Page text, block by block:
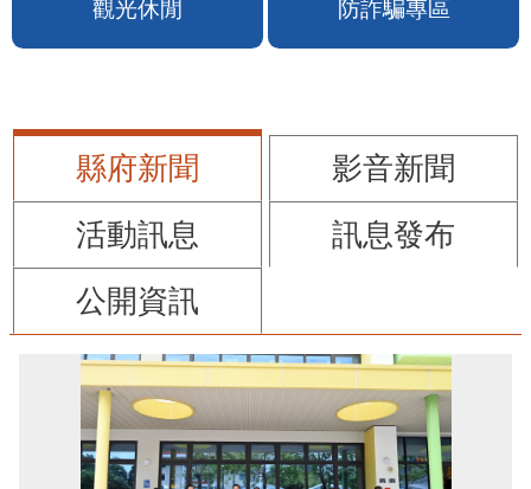
觀光休閒 防詐騙專區
縣府新聞
影音新聞
活動訊息
訊息發布
公開資訊